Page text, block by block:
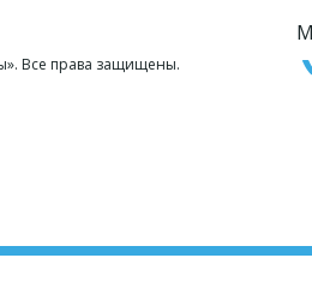
Все права защищены.